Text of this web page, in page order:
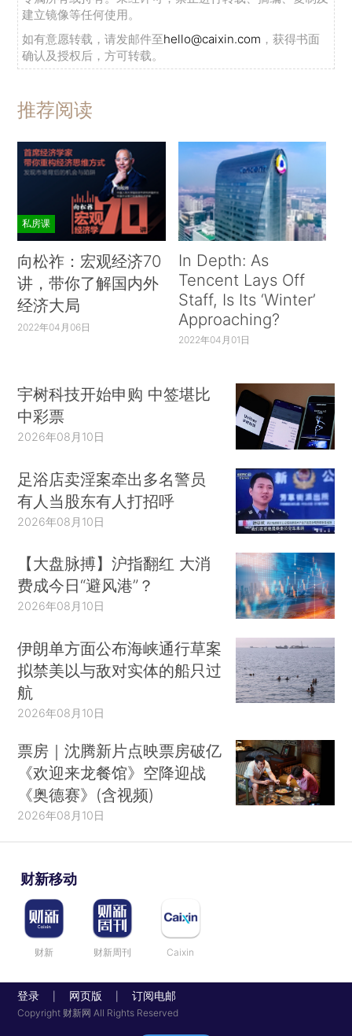
建立镜像等任何使用。
如有意愿转载，请发邮件至hello@caixin.com ，获得书面
确认及授权后，方可转载。
推荐阅读
私房课
向松祚：宏观经济70
讲，带你了解国内外
经济大局
2022年04月06日
In Depth: As
Tencent Lays Off
Staff, Is Its ‘Winter’
Approaching?
2022年04月01日
宇树科技开始申购 中签堪比
中彩票
2026年08月10日
足浴店卖淫案牵出多名警员
有人当股东有人打招呼
2026年08月10日
【大盘脉搏】沪指翻红 大消
费成今日“避风港”？
2026年08月10日
伊朗单方面公布海峡通行草案
拟禁美以与敌对实体的船只过
航
2026年08月10日
票房｜沈腾新片点映票房破亿
《欢迎来龙餐馆》空降迎战
《奥德赛》(含视频)
2026年08月10日
财新移动
财新 财新周刊 Caixin
登录 网页版 订阅电邮
Copyright 财新网 All Rights Reserved